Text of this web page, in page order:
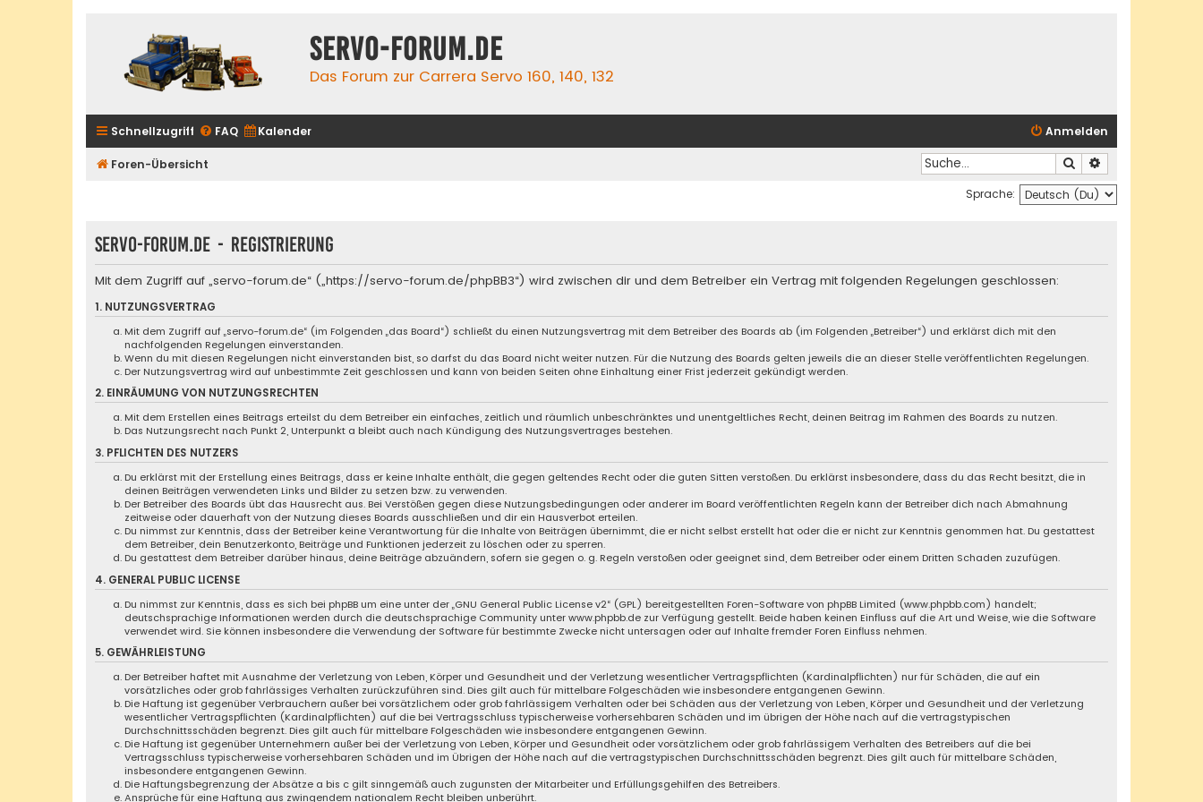
servo-forum.de
Das Forum zur Carrera Servo 160, 140, 132
Schnellzugriff FAQ Kalender Anmelden
Foren-Übersicht Suche
Sprache:
servo-forum.de - Registrierung
Mit dem Zugriff auf „servo-forum.de“ („https://servo-forum.de/phpBB3“) wird zwischen dir und dem Betreiber ein Vertrag mit folgenden Regelungen geschlossen:
1. NUTZUNGSVERTRAG
Mit dem Zugriff auf „servo-forum.de“ (im Folgenden „das Board“) schließt du einen Nutzungsvertrag mit dem Betreiber des Boards ab (im Folgenden „Betreiber“) und erklärst dich mit den
nachfolgenden Regelungen einverstanden.
Wenn du mit diesen Regelungen nicht einverstanden bist, so darfst du das Board nicht weiter nutzen. Für die Nutzung des Boards gelten jeweils die an dieser Stelle veröffentlichten Regelungen.
Der Nutzungsvertrag wird auf unbestimmte Zeit geschlossen und kann von beiden Seiten ohne Einhaltung einer Frist jederzeit gekündigt werden.
2. EINRÄUMUNG VON NUTZUNGSRECHTEN
Mit dem Erstellen eines Beitrags erteilst du dem Betreiber ein einfaches, zeitlich und räumlich unbeschränktes und unentgeltliches Recht, deinen Beitrag im Rahmen des Boards zu nutzen.
Das Nutzungsrecht nach Punkt 2, Unterpunkt a bleibt auch nach Kündigung des Nutzungsvertrages bestehen.
3. PFLICHTEN DES NUTZERS
Du erklärst mit der Erstellung eines Beitrags, dass er keine Inhalte enthält, die gegen geltendes Recht oder die guten Sitten verstoßen. Du erklärst insbesondere, dass du das Recht besitzt, die in
deinen Beiträgen verwendeten Links und Bilder zu setzen bzw. zu verwenden.
Der Betreiber des Boards übt das Hausrecht aus. Bei Verstößen gegen diese Nutzungsbedingungen oder anderer im Board veröffentlichten Regeln kann der Betreiber dich nach Abmahnung
zeitweise oder dauerhaft von der Nutzung dieses Boards ausschließen und dir ein Hausverbot erteilen.
Du nimmst zur Kenntnis, dass der Betreiber keine Verantwortung für die Inhalte von Beiträgen übernimmt, die er nicht selbst erstellt hat oder die er nicht zur Kenntnis genommen hat. Du gestattest
dem Betreiber, dein Benutzerkonto, Beiträge und Funktionen jederzeit zu löschen oder zu sperren.
Du gestattest dem Betreiber darüber hinaus, deine Beiträge abzuändern, sofern sie gegen o. g. Regeln verstoßen oder geeignet sind, dem Betreiber oder einem Dritten Schaden zuzufügen.
4. GENERAL PUBLIC LICENSE
Du nimmst zur Kenntnis, dass es sich bei phpBB um eine unter der „GNU General Public License v2“ (GPL) bereitgestellten Foren-Software von phpBB Limited (www.phpbb.com) handelt;
deutschsprachige Informationen werden durch die deutschsprachige Community unter www.phpbb.de zur Verfügung gestellt. Beide haben keinen Einfluss auf die Art und Weise, wie die Software
verwendet wird. Sie können insbesondere die Verwendung der Software für bestimmte Zwecke nicht untersagen oder auf Inhalte fremder Foren Einfluss nehmen.
5. GEWÄHRLEISTUNG
Der Betreiber haftet mit Ausnahme der Verletzung von Leben, Körper und Gesundheit und der Verletzung wesentlicher Vertragspflichten (Kardinalpflichten) nur für Schäden, die auf ein
vorsätzliches oder grob fahrlässiges Verhalten zurückzuführen sind. Dies gilt auch für mittelbare Folgeschäden wie insbesondere entgangenen Gewinn.
Die Haftung ist gegenüber Verbrauchern außer bei vorsätzlichem oder grob fahrlässigem Verhalten oder bei Schäden aus der Verletzung von Leben, Körper und Gesundheit und der Verletzung
wesentlicher Vertragspflichten (Kardinalpflichten) auf die bei Vertragsschluss typischerweise vorhersehbaren Schäden und im übrigen der Höhe nach auf die vertragstypischen
Durchschnittsschäden begrenzt. Dies gilt auch für mittelbare Folgeschäden wie insbesondere entgangenen Gewinn.
Die Haftung ist gegenüber Unternehmern außer bei der Verletzung von Leben, Körper und Gesundheit oder vorsätzlichem oder grob fahrlässigem Verhalten des Betreibers auf die bei
Vertragsschluss typischerweise vorhersehbaren Schäden und im Übrigen der Höhe nach auf die vertragstypischen Durchschnittsschäden begrenzt. Dies gilt auch für mittelbare Schäden,
insbesondere entgangenen Gewinn.
Die Haftungsbegrenzung der Absätze a bis c gilt sinngemäß auch zugunsten der Mitarbeiter und Erfüllungsgehilfen des Betreibers.
Ansprüche für eine Haftung aus zwingendem nationalem Recht bleiben unberührt.